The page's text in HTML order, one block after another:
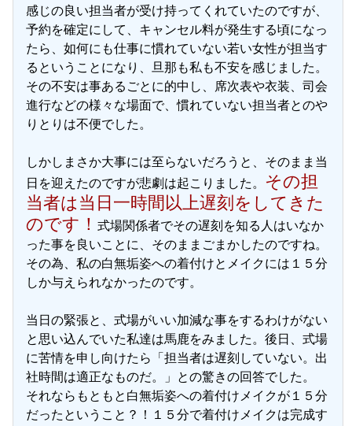
感じの良い担当者が受け持ってくれていたのですが、
予約を確定にして、キャンセル料が発生する頃になっ
たら、如何にも仕事に慣れていない若い女性が担当す
るということになり、旦那も私も不安を感じました。
その不安は事あるごとに的中し、席次表や衣装、司会
進行などの様々な場面で、慣れていない担当者とのや
りとりは不便でした。
しかしまさか大事には至らないだろうと、そのまま当
日を迎えたのですが悲劇は起こりました。
その担
当者は当日一時間以上遅刻をしてきた
のです！ 式場関係者でその遅刻を知る人はいなか
った事を良いことに、そのままごまかしたのですね。
その為、私の白無垢姿への着付けとメイクには１５分
しか与えられなかったのです。
当日の緊張と、式場がいい加減な事をするわけがない
と思い込んでいた私達は馬鹿をみました。後日、式場
に苦情を申し向けたら「担当者は遅刻していない。出
社時間は適正なものだ。」との驚きの回答でした。
それならもともと白無垢姿への着付けメイクが１５分
だったということ？！１５分で着付けメイクは完成す